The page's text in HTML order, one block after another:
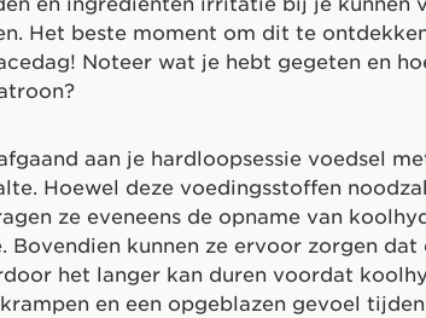
Het beste moment om dit te
Noteer wat je hebt gegeten en
aan je hardloopsessie voedsel
Hoewel deze voedingsstoffen
ze eveneens de opname van
Bovendien kunnen ze ervoor zorgen dat
het langer kan duren voordat
en een opgeblazen gevoel